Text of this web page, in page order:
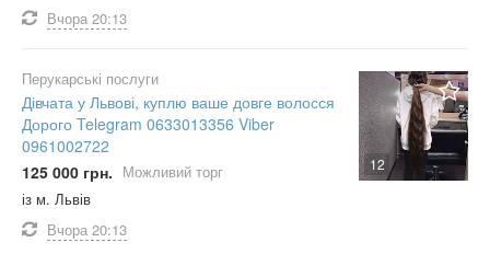
Вчора 20:13
12
Перукарські послуги
Дівчата у Львові, куплю ваше довге волосся
Дорого Telegram 0633013356 Viber
0961002722
125 000 грн. Можливий торг
із м. Львів
Вчора 20:13